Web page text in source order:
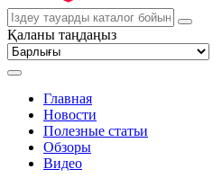
Қаланы таңдаңыз
Главная
Новости
Полезные статьи
Обзоры
Видео